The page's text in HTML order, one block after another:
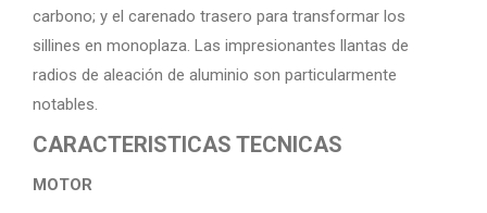
carbono; y el carenado trasero para transformar los
sillines en monoplaza. Las impresionantes llantas de
radios de aleación de aluminio son particularmente
notables.
CARACTERISTICAS TECNICAS
MOTOR